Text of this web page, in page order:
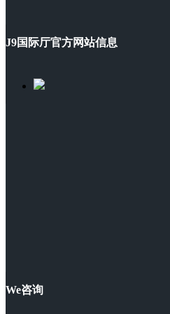
J9国际厅官方网站信息
We咨询